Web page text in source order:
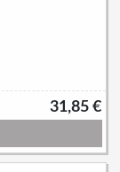
31,85 €